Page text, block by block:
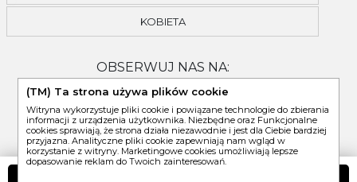
KOBIETA
OBSERWUJ NAS NA:
(TM) Ta strona używa plików cookie
Witryna wykorzystuje pliki cookie i powiązane technologie do zbierania
informacji z urządzenia użytkownika. Niezbędne oraz Funkcjonalne
cookies sprawiają, że strona działa niezawodnie i jest dla Ciebie bardziej
przyjazna. Analityczne pliki cookie zapewniają nam wgląd w
korzystanie z witryny. Marketingowe cookies umożliwiają lepsze
dopasowanie reklam do Twoich zainteresowań.